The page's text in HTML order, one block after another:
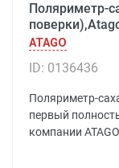
Поляриметр-
ATAGO
ID: 0136436
Поляриметр-
первый
компании